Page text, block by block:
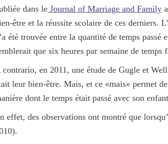
dans le Journal of Marriage and Family
être et la réussite scolaire de ces derniers.
été trouvée entre la quantité de temps
que six heures par semaine de
contrario, en 2011, une étude de Gugle et
leur bien-être. Mais, et ce «mais» permet
dont le temps était passé avec son
effet, des observations ont montré que